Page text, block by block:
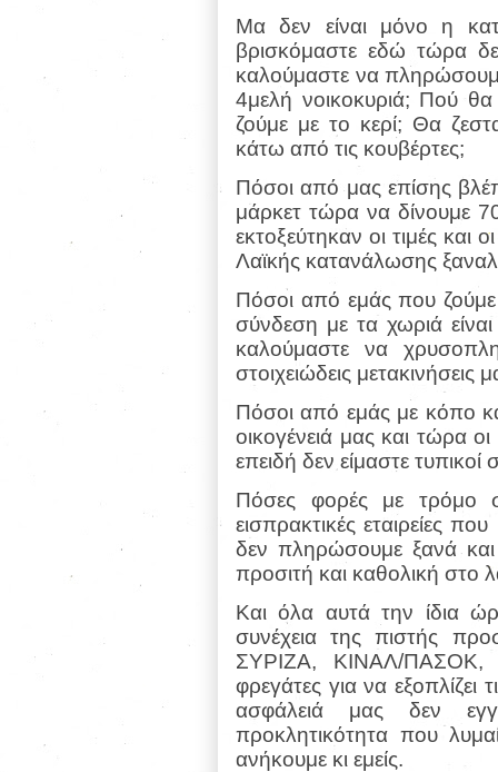
Μα δεν είναι μόνο η
βρισκόμαστε εδώ τώρα
καλούμαστε να
4μελή νοικοκυριά; Πού
ζούμε με το κερί; Θα
κάτω από τις κουβέρτες;
Πόσοι από μας επίσης
μάρκετ τώρα να δίνουμε
εκτοξεύτηκαν οι τιμές και
Λαϊκής κατανάλωσης
Πόσοι από εμάς που ζούμε
σύνδεση με τα χωριά
καλούμαστε να
στοιχειώδεις
Πόσοι από εμάς με κόπο
οικογένειά μας και τώρα
επειδή δεν είμαστε τυπικοί
Πόσες φορές με τρόμο
εισπρακτικές εταιρείες
δεν πληρώσουμε ξανά
προσιτή και καθολική στο
Και όλα αυτά την ίδια
συνέχεια της πιστής
ΣΥΡΙΖΑ, ΚΙΝΑΛ/ΠΑΣΟΚ,
φρεγάτες για να
ασφάλειά μας δεν
προκλητικότητα που
ανήκουμε κι εμείς.